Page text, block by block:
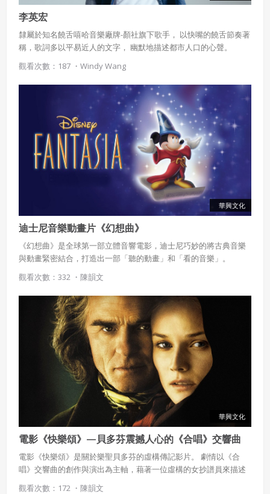
李英宏
隸屬於知名饒舌嘻哈音樂廠牌-顏社旗下歌手， 以快嘴的饒舌節奏著
稱，歌詞多以平易近人的文字， 幽默地描述都市人口的心聲。
觀看次數：187 ・ Windy Wang
華興文化
迪士尼音樂動畫片《幻想曲》
《幻想曲》是全球第一部立體音響電影，迪士尼巧妙的將古典音樂
與動畫緊密結合，打造出一部「聽的動畫」和「看的音樂」。
觀看次數：332 ・ 陳韻文
華興文化
電影《快樂頌》—貝多芬震撼人心的《合唱》交響曲
電影《快樂頌》是關於樂聖貝多芬的虛構傳記影片。 劇情以《合
唱》交響曲的創作與演出為主軸，藉著一位虛構的女抄譜員來描述
貝多芬如何在艱難的環境中創作出這首曠世巨作。
觀看次數：172 ・ 陳韻文
會員使用本系統之費用，由吉寶系統公司定之並按月收取。
吉寶系統公司得不定期公告與調整費用。
四、會員授權
會員享有其創作之衍生著作的著作權，但會員同意吉寶系統
本條約定不因本合約終止而失效。
五、聲明保證
會員聲明並保證會員於使用本系統時創作、上傳或張貼的著
作物，會員享有所有權或經合法授權。
如會員違反前項約定致吉寶系統公司遭追訴、請求或求償
者，吉寶系統公司應立即通知會員，必要時本系統得移除爭
議內容。會員應協助相關程序並負擔吉寶系統公司因此所生
支出（包括律師費用）、損害及損失。
六、終止
會員違反本合約或本系統任一規定者，吉寶系統公司得終止
本合約。
本合約終止後，會員不得對吉寶系統公司主張任何費用、補
償或賠償。
七、合意管轄
雙方合意專以臺灣臺北地方法院為第一審管轄法